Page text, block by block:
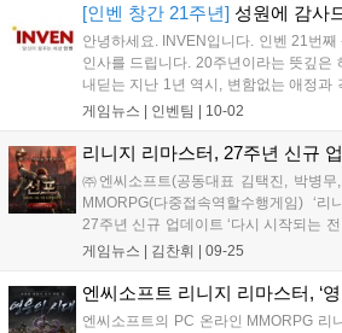
12월 24일까지 사전예약 시 전설 스킬
템을 받을 수 있다....
[인벤 창간 21주년] 성원에 감사
안녕하세요. INVEN입니다. 인벤 21번째
인사를 드립니다. 20주년이라는 뜻깊은
내딛는 지난 1년 역시, 변함없는 애정과
족 분들이 계셨기에 가능했습니다. 지난
속도가 더욱 빨라질 것을 실감하게 합...
게임뉴스 | 인벤팀 10-02
리니지 리마스터, 27주년 신규
㈜엔씨소프트(공동대표 김택진, 박병
MMORPG(다중접속역할수행게임) ‘
27주년 신규 업데이트 ‘다시 시작되는
하고 사전예약을 시작했다. 엔씨(NC)
게임뉴스 | 김찬휘 09-25
엔씨소프트 리니지 리마스터, ‘
엔씨소프트의 PC 온라인 MMORPG 리